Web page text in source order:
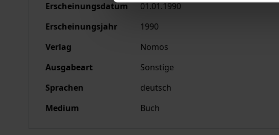
Erscheinungsdatum
01.01.1990
Erscheinungsjahr
1990
Verlag
Nomos
Ausgabeart
Sonstige
Sprachen
deutsch
Medium
Buch